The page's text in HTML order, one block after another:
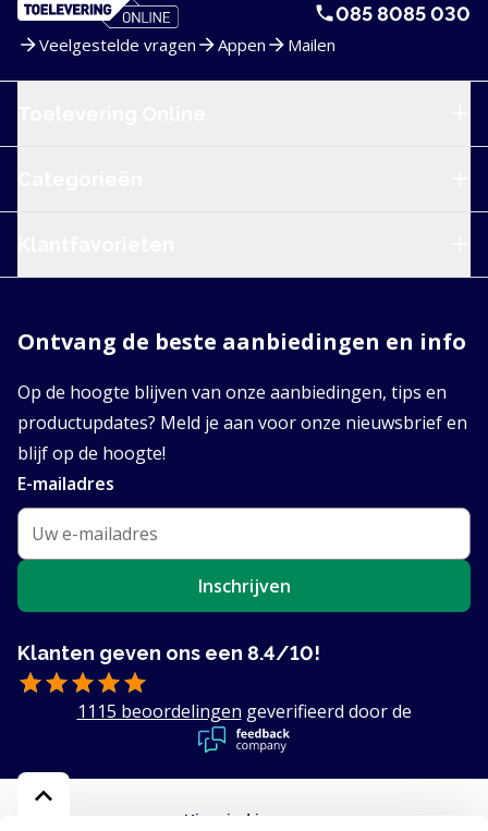
085 8085 030
Veelgestelde vragen Appen Mailen
Ontvang de beste aanbiedingen en info
Op de hoogte blijven van onze aanbiedingen, tips en
productupdates? Meld je aan voor onze nieuwsbrief en
blijf op de hoogte!
E-mailadres
Inschrijven
Klanten geven ons een 8.4/10!
1115 beoordelingen geverifieerd door de
Hier vind je ons: